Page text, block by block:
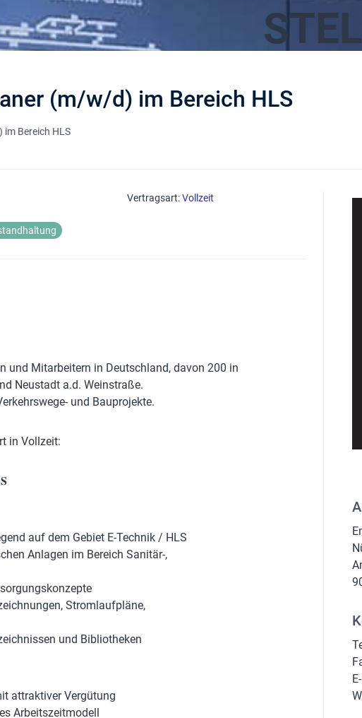
(m/w/d) im Bereich HLS
Bereich HLS
Vertragsart:Vollzeit
und Mitarbeitern in Deutschland, davon 200 in
Neustadt a.d. Weinstraße.
und Bauprojekte.
in Vollzeit:
auf dem Gebiet E-Technik / HLS
Anlagen im Bereich Sanitär-,
Stromlaufpläne,
und Bibliotheken
attraktiver Vergütung
Arbeitszeitmodell